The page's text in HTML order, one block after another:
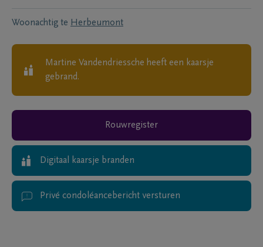
Woonachtig te Herbeumont
Martine Vandendriessche heeft een kaarsje
gebrand.
Rouwregister
Digitaal kaarsje branden
Privé condoléancebericht versturen